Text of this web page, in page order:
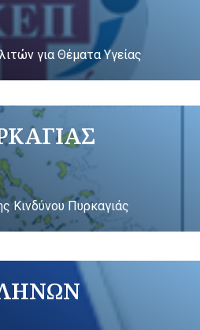
για Θέματα Υγείας
Κινδύνου Πυρκαγιάς